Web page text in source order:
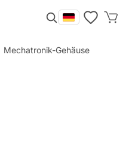
Mechatronik-Gehäuse